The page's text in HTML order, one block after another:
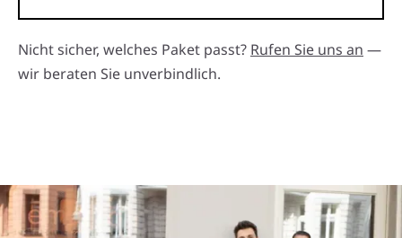
Nicht sicher, welches Paket passt? Rufen Sie uns an —
wir beraten Sie unverbindlich.